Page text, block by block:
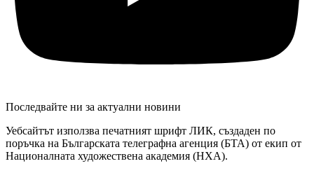
Последвайте ни за актуални новини
Уебсайтът използва печатният шрифт ЛИК, създаден по
поръчка на Българската телеграфна агенция (БТА) от екип от
Националната художествена академия (НХА).